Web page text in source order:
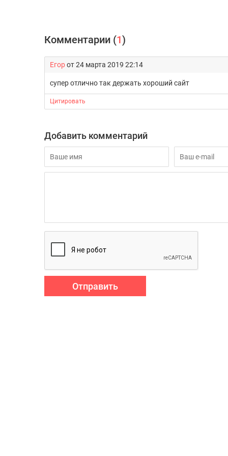
Комментарии (1)
Егорот 24 марта 2019 22:14
супер отлично так держать хороший сайт
Цитировать
Добавить комментарий
Отправить